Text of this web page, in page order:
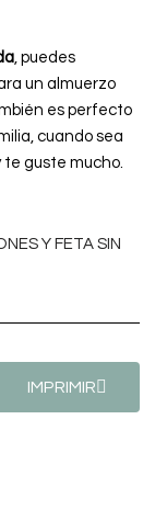
, puedes
un almuerzo
es perfecto
cuando sea
te guste mucho.
IMPRIMIR